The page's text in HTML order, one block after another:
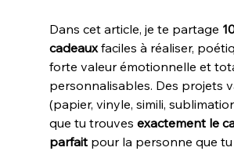
Dans cet article, je te partage
cadeaux faciles à réaliser,
forte valeur émotionnelle et
personnalisables. Des projets
(papier, vinyle, simili,
que tu trouves exactement le
parfait pour la personne que tu